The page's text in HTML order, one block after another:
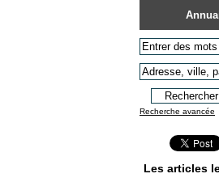
Recherche avancée
Les articles